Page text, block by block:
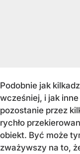
Podobnie jak
wcześniej, i jak
pozostanie przez
rychło
obiekt. Być może
zważywszy na to,